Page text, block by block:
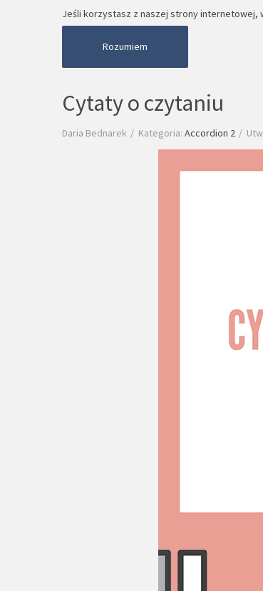
Jeśli korzystasz z naszej strony internetowej,
Rozumiem
Cytaty o czytaniu
Daria Bednarek Kategoria: Accordion 2